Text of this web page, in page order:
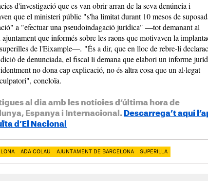
d'investigació que es van obrir arran de la seva denúncia i
que el ministeri públic "s'ha limitat durant 10 mesos de
a "efectuar una pseudoindagació jurídica" —tot demanant al
que informés sobre les raons que motivaven la
de l'Eixample—. "És a dir, que en lloc de rebre-li
de denunciada, el fiscal li demana que elabori un informe
no dona cap explicació, no és altra cosa que un al·legat
concloïa.
al dia amb les notícies d’última hora de
Espanya i Internacional. Descarrega’t aquí
d’El Nacional
ADA COLAU AJUNTAMENT DE BARCELONA SUPERILLA